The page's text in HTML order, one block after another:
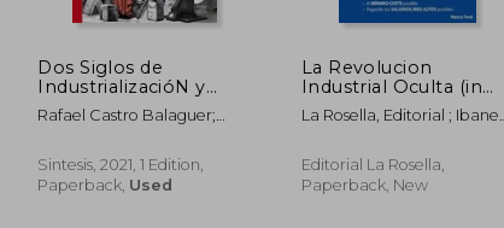
Dos Siglos de
IndustrializacióN y
Cambio EconóMico:
23 (Historia) (in
Rafael Castro Balaguer;
Nadia Fernández De
Pinedo
Sintesis, 2021, 1 Edition,
Paperback, Used
La Revolucion
Industrial Oculta (in
Spanish)
La Rosella, Editorial ; Ibanez,
Editorial La Rosella,
Paperback, New